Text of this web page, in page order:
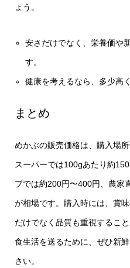
ょう。
安さだけでなく、栄養価や
す。
健康を考えるなら、多少高
まとめ
めかぶの販売価格は、購入場
スーパーでは100gあたり約
プでは約200円〜400円、農家
が相場です。購入時には、賞
だけでなく品質も重視するこ
食生活を送るために、ぜひ新
さい。